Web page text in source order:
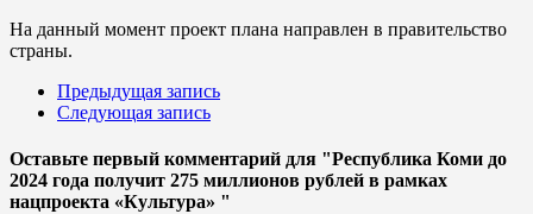
На данный момент проект плана направлен в правительство
страны.
Предыдущая запись
Следующая запись
Оставьте первый комментарий для "Республика Коми до
2024 года получит 275 миллионов рублей в рамках
нацпроекта «Культура» "